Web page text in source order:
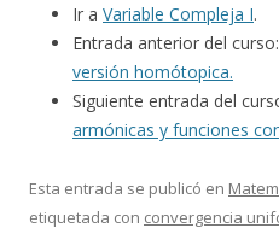
Ir a Variable Compleja I.
Entrada anterior del curso:
versión homótopica.
Siguiente entrada del
armónicas y funciones
Esta entrada se publicó en
etiquetada con convergencia